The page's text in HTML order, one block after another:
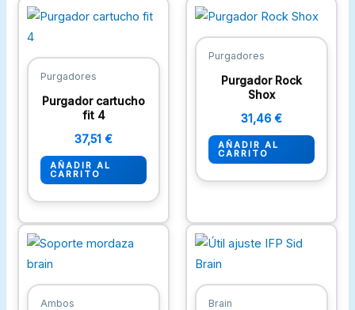
Purgadores
Purgador cartucho
fit 4
37,51€
AÑADIR AL
CARRITO
Purgadores
Purgador Rock
Shox
31,46 €
AÑADIR AL
CARRITO
Ambos Brain